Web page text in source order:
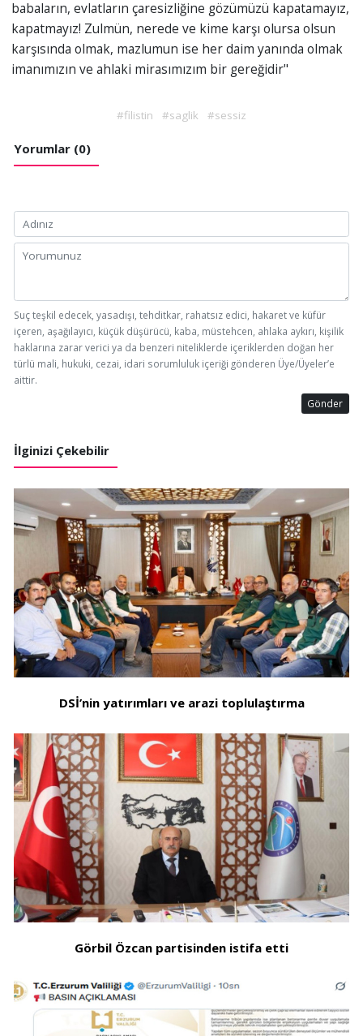
babaların, evlatların çaresizliğine gözümüzü kapatamayız,
kapatmayız! Zulmün, nerede ve kime karşı olursa olsun
karşısında olmak, mazlumun ise her daim yanında olmak
imanımızın ve ahlaki mirasımızım bir gereğidir"
#filistin #saglik #sessiz
Yorumlar (0)
Suç teşkil edecek, yasadışı, tehditkar, rahatsız edici, hakaret ve küfür
içeren, aşağılayıcı, küçük düşürücü, kaba, müstehcen, ahlaka aykırı, kişilik
haklarına zarar verici ya da benzeri niteliklerde içeriklerden doğan her
türlü mali, hukuki, cezai, idari sorumluluk içeriği gönderen Üye/Üyeler’e
aittir.
Gönder
İlginizi Çekebilir
DSİ’nin yatırımları ve arazi toplulaştırma
Görbil Özcan partisinden istifa etti